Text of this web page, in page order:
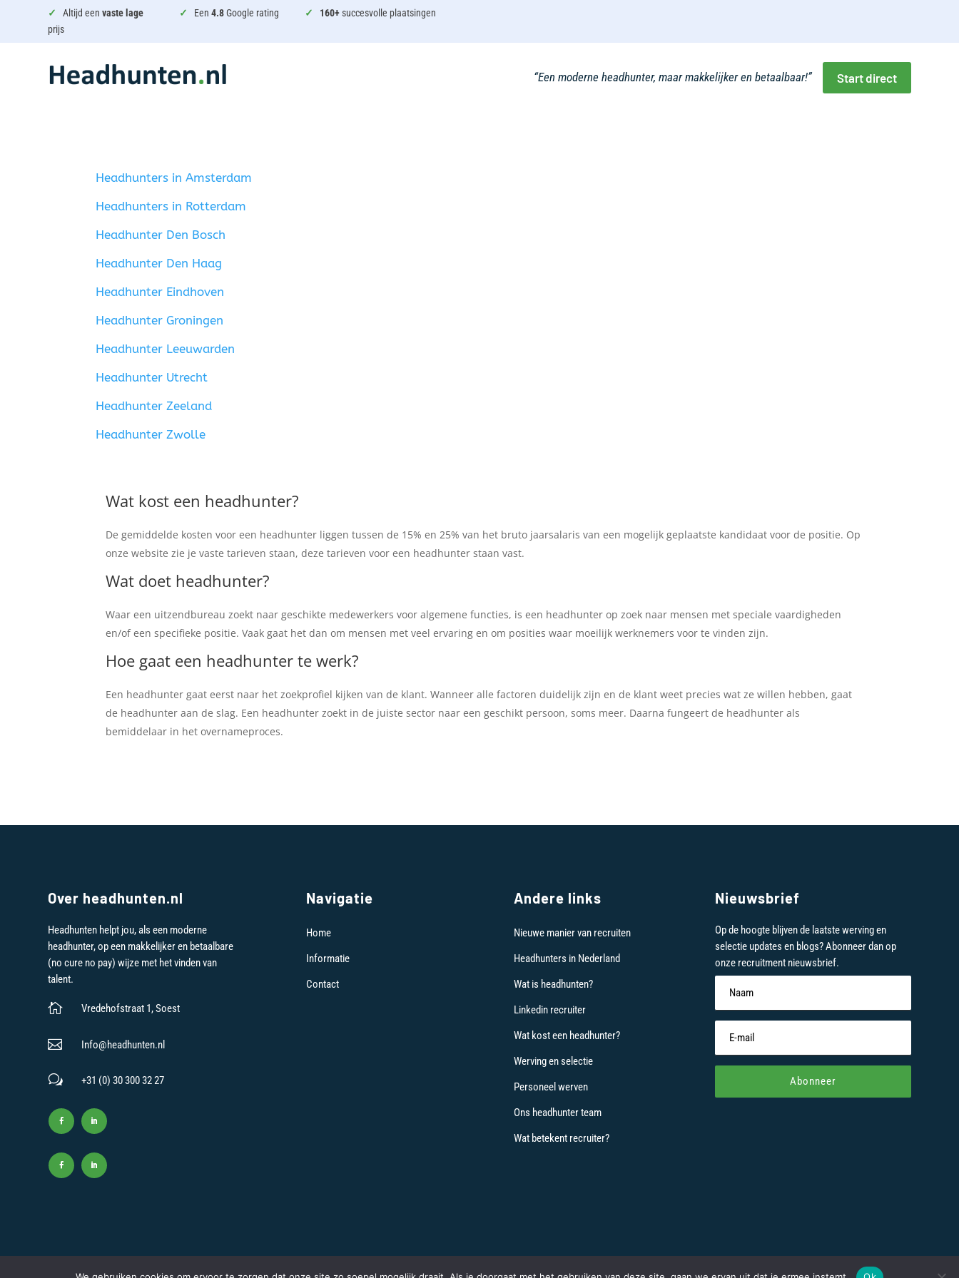
✓ Altijd eenvaste lage
prijs
✓ Een 4.8Google rating ✓ 160+succesvolle plaatsingen
“Een moderne headhunter, maar makkelijker en betaalbaar!” Start direct
Headhunters in Amsterdam
Headhunters in Rotterdam
Headhunter Den Bosch
Headhunter Den Haag
Headhunter Eindhoven
Headhunter Groningen
Headhunter Leeuwarden
Headhunter Utrecht
Headhunter Zeeland
Headhunter Zwolle
Wat kost een headhunter?
De gemiddelde kosten voor een headhunter liggen tussen de 15% en 25% van het bruto jaarsalaris van een mogelijk geplaatste kandidaat voor de positie. Op
onze website zie je vaste tarieven staan, deze tarieven voor een headhunter staan vast.
Wat doet headhunter?
Waar een uitzendbureau zoekt naar geschikte medewerkers voor algemene functies, is een headhunter op zoek naar mensen met speciale vaardigheden
en/of een specifieke positie. Vaak gaat het dan om mensen met veel ervaring en om posities waar moeilijk werknemers voor te vinden zijn.
Hoe gaat een headhunter te werk?
Een headhunter gaat eerst naar het zoekprofiel kijken van de klant. Wanneer alle factoren duidelijk zijn en de klant weet precies wat ze willen hebben, gaat
de headhunter aan de slag. Een headhunter zoekt in de juiste sector naar een geschikt persoon, soms meer. Daarna fungeert de headhunter als
bemiddelaar in het overnameproces.
Over headhunten.nl
Headhunten helpt jou, als een moderne
headhunter, op een makkelijker en betaalbare
(no cure no pay) wijze met het vinden van
talent.
 Vredehofstraat 1, Soest
 Info@headhunten.nl
w +31 (0) 30 300 32 27
Navigatie
Home
Informatie
Contact
Andere links
Nieuwe manier van recruiten
Headhunters in Nederland
Wat is headhunten?
Linkedin recruiter
Wat kost een headhunter?
Werving en selectie
Personeel werven
Ons headhunter team
Wat betekent recruiter?
Nieuwsbrief
Op de hoogte blijven de laatste werving en
selectie updates en blogs? Abonneer dan op
onze recruitment nieuwsbrief.
Abonneer
Copyright © 2021-2025 – Headhunten.nl Privacyverklaring | Disclaimer Algemene voorwaarden Webontwerp doorSDG Works